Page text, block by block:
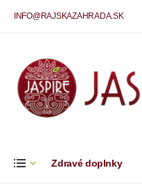
INFO@RAJSKAZAHRADA.SK
Zdravé doplnky